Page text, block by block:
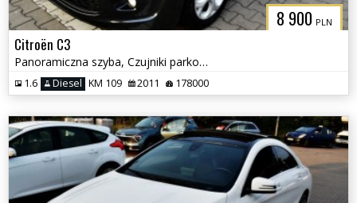
8 900 PLN
Citroën C3
Panoramiczna szyba, Czujniki parkowania, Klimatyzacja
1.6 Diesel KM 109 2011 178000